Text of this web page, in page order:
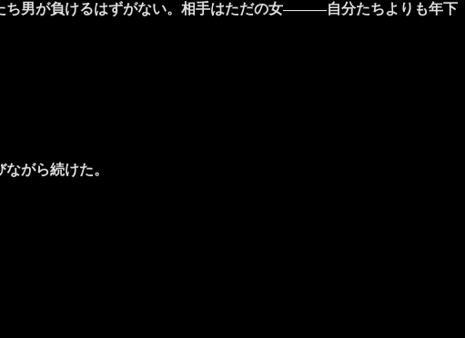
ち男が負けるはずがない。相手はただの女―――自分たちよりも年下
がら続けた。